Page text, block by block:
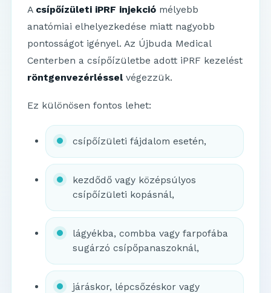
A csípőízületi iPRF injekció mélyebb
anatómiai elhelyezkedése miatt nagyobb
pontosságot igényel. Az Újbuda Medical
Centerben a csípőízületbe adott iPRF kezelést
röntgenvezérlésselvégezzük.
Ez különösen fontos lehet:
csípőízületi fájdalom esetén,
kezdődő vagy középsúlyos
csípőízületi kopásnál,
lágyékba, combba vagy farpofába
sugárzó csípőpanaszoknál,
járáskor, lépcsőzéskor vagy